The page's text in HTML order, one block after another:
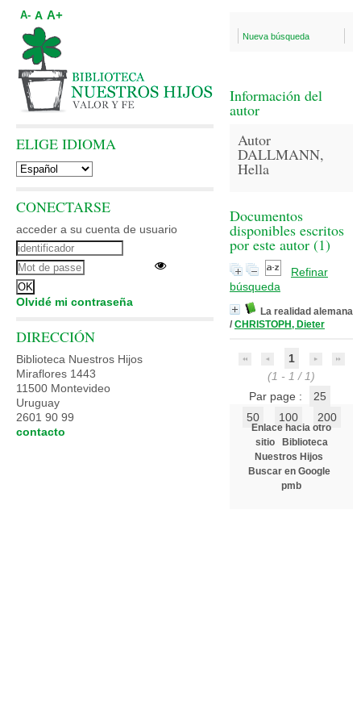
Nueva búsqueda
Información del
autor
Autor
DALLMANN,
Hella
Documentos
disponibles escritos
por este autor (1)
Refinar
búsqueda
La realidad alemana
/ CHRISTOPH, Dieter
1
(1 - 1 / 1)
Par page :
25
50
100 200
Enlace hacia otro
sitio
Biblioteca
Nuestros Hijos
Buscar en Google
pmb
A- A A+
ELIGE IDIOMA
CONECTARSE
acceder a su cuenta de usuario
Olvidé mi contraseña
DIRECCIÓN
Biblioteca Nuestros Hijos
Miraflores 1443
11500 Montevideo
Uruguay
2601 90 99
contacto